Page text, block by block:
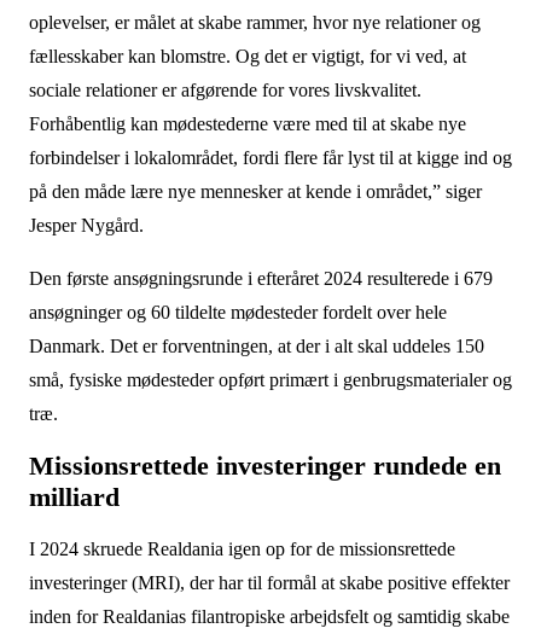
oplevelser, er målet at skabe rammer, hvor nye relationer og
fællesskaber kan blomstre. Og det er vigtigt, for vi ved, at
sociale relationer er afgørende for vores livskvalitet.
Forhåbentlig kan mødestederne være med til at skabe nye
forbindelser i lokalområdet, fordi flere får lyst til at kigge ind og
på den måde lære nye mennesker at kende i området,” siger
Jesper Nygård.
Den første ansøgningsrunde i efteråret 2024 resulterede i 679
ansøgninger og 60 tildelte mødesteder fordelt over hele
Danmark. Det er forventningen, at der i alt skal uddeles 150
små, fysiske mødesteder opført primært i genbrugsmaterialer og
træ.
Missionsrettede investeringer rundede en
milliard
I 2024 skruede Realdania igen op for de missionsrettede
investeringer (MRI), der har til formål at skabe positive effekter
inden for Realdanias filantropiske arbejdsfelt og samtidig skabe